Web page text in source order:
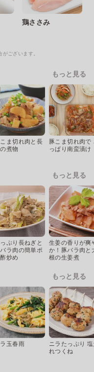
鶏ささみ
ございます。
もっと見る
ま切れ肉と長
煮物
豚こま切れ肉で
っぱり南蛮漬け
もっと見る
ぷり長ねぎと
ラ肉の簡単ポ
炒め
生姜の香りが爽
か！豚バラ肉と
根の生姜煮
もっと見る
玉春雨
ニラたっぷり
れつくね